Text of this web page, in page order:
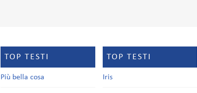
TOP TESTI
Più bella cosa
TOP TESTI
Iris